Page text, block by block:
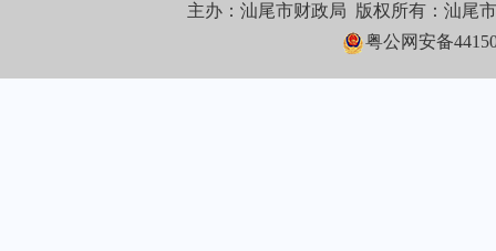
主办：汕尾市财政局 版权所有：汕尾
粤公网安备